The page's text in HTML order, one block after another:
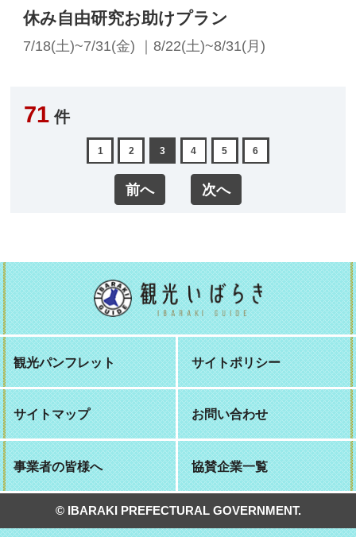
休み自由研究お助けプラン
7/18(土)~7/31(金) ｜8/22(土)~8/31(月)
71 件
前へ
1 2 3 4 5 6
次へ
観光パンフレット サイトポリシー
サイトマップ お問い合わせ
事業者の皆様へ 協賛企業一覧
© IBARAKI PREFECTURAL GOVERNMENT.